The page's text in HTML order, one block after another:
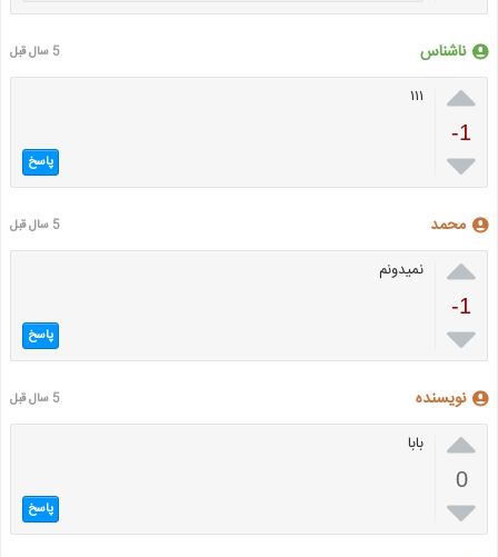
ناشناس 5 سال قبل

-1

۱۱۱
پاسخ
محمد 5 سال قبل

-1

نمیدونم
پاسخ
نویسنده 5 سال قبل

0

بابا
پاسخ